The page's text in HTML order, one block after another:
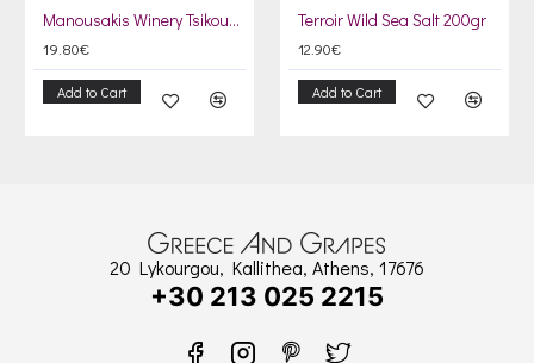
Manousakis Winery Tsikoudia 500ml
19.80€
Add to Cart
Terroir Wild Sea Salt 200gr
12.90€
Add to Cart
20 Lykourgou, Kallithea, Athens, 17676
+30 213 025 2215